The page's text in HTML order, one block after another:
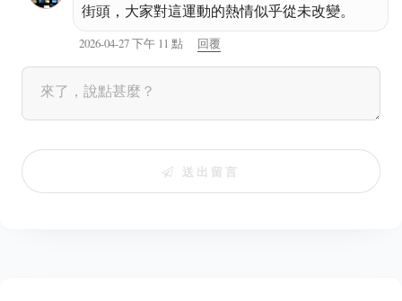
街頭，大家對這運動的熱情似乎從未改變。
2026-04-27 下午 11 點 回覆
送出留言